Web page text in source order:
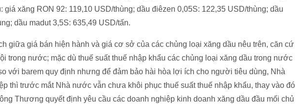
giá xăng RON 92: 119,10 USD/thùng; dầu điêzen 0,05S: 122,35 USD/thùng; dầu
dầu madut 3,5S: 635,49 USD/tấn.
giữa giá bán hiện hành và giá cơ sở của các chủng loại xăng dầu nêu trên, căn cứ
trong nước; mặc dù thuế suất thuế nhập khẩu các chủng loại xăng dầu trong nước
với barem quy định nhưng để đảm bảo hài hòa lợi ích cho người tiêu dùng, Nhà
thì trước mắt Nhà nước vẫn chưa khôi phục thuế suất thuế nhập khẩu, thay vào đó
Thương quyết định yêu cầu các doanh nghiệp kinh doanh xăng dầu đầu mối chủ